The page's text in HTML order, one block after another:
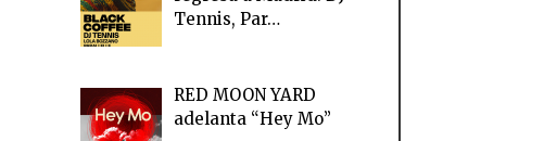
Tennis, Par…
RED MOON YARD
adelanta “Hey Mo”